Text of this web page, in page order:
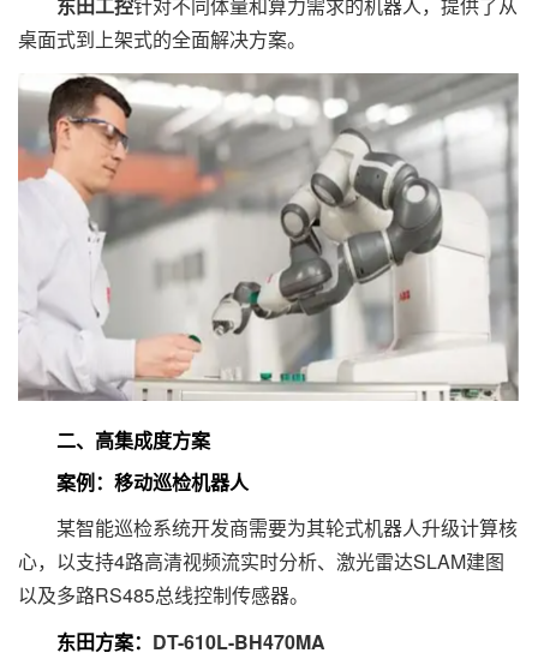
桌面式到上架式的全面解决方案。
二、 高集成度方案
案例：移动巡检机器人
某智能巡检系统开发商需要为其轮式机器人升级计算核
心，以支持4路高清视频流实时分析、激光雷达SLAM建图
以及多路RS485总线控制传感器。
东田方案： DT-610L-BH470MA